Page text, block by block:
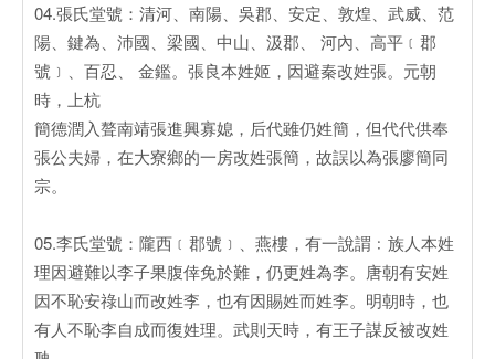
04.張氏堂號：清河、南陽、吳郡、安定、敦煌、武威、范
陽、鍵為、沛國、梁國、中山、汲郡、 河內、高平﹝郡
號﹞、百忍、 金鑑。張良本姓姬，因避秦改姓張。元朝
時，上杭
簡德潤入聱南靖張進興寡媳，后代雖仍姓簡，但代代供奉
張公夫婦，在大寮鄉的一房改姓張簡，故誤以為張廖簡同
宗。
05.李氏堂號：隴西﹝郡號﹞、燕樓，有一說謂﹕族人本姓
理因避難以李子果腹倖免於難，仍更姓為李。唐朝有安姓
因不恥安祿山而改姓李，也有因賜姓而姓李。明朝時，也
有人不恥李自成而復姓理。武則天時，有王子謀反被改姓